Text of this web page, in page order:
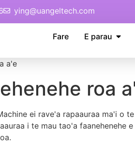
ying@uangeltech.com
Fare E parau
a'e
roa
ei rave'a rapaauraa ma'i o
i te mau tao'a